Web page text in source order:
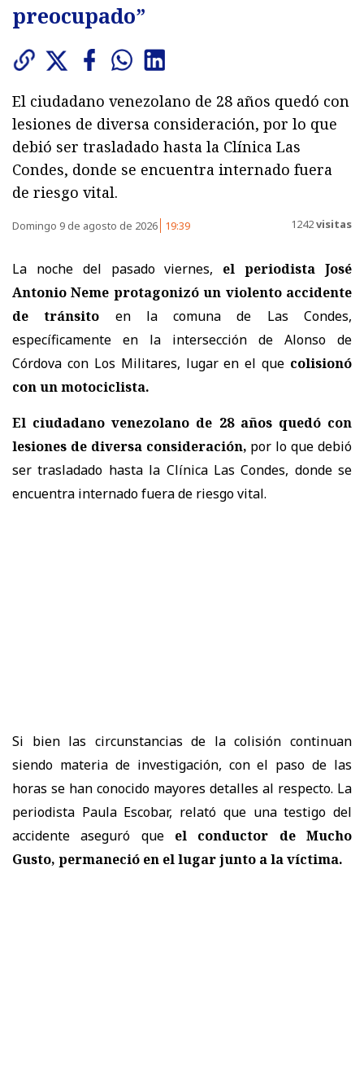
preocupado”
El ciudadano venezolano de 28 años quedó con
lesiones de diversa consideración, por lo que
debió ser trasladado hasta la Clínica Las
Condes, donde se encuentra internado fuera
de riesgo vital.
Domingo 9 de agosto de 2026 19:39 1242visitas
La noche del pasado viernes, el periodista José
Antonio Neme protagonizó un violento accidente
de tránsito en la comuna de Las Condes,
específicamente en la intersección de Alonso de
Córdova con Los Militares, lugar en el que colisionó
con un motociclista.
El ciudadano venezolano de 28 años quedó con
lesiones de diversa consideración, por lo que debió
ser trasladado hasta la Clínica Las Condes, donde se
encuentra internado fuera de riesgo vital.
Si bien las circunstancias de la colisión continuan
siendo materia de investigación, con el paso de las
horas se han conocido mayores detalles al respecto. La
periodista Paula Escobar, relató que una testigo del
accidente aseguró que el conductor de Mucho
Gusto, permaneció en el lugar junto a la víctima.